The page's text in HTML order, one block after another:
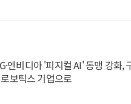
엔비디아 '피지컬 AI' 동맹 강화,
보틱스 기업으로